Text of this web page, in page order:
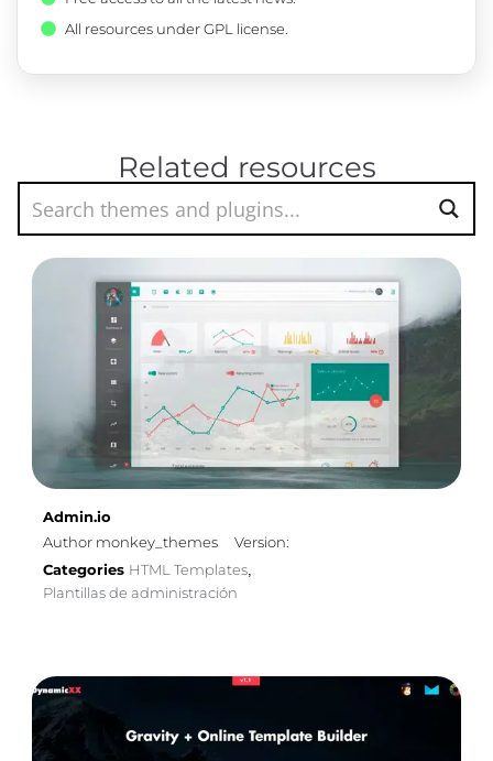
All resources under GPL license.
Related resources
Admin.io
Author monkey_themes
Version:
Categories HTML Templates
Plantillas de administración